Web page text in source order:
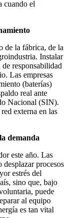
cuando el
de la fábrica, de la
Instalar
responsabilidad
Las empresas
(baterías)
real ante
Nacional (SIN).
externa en las
demanda
este año. Las
desplazar procesos
estrés del
sino que, bajo
puede
al equipo
es tan vital